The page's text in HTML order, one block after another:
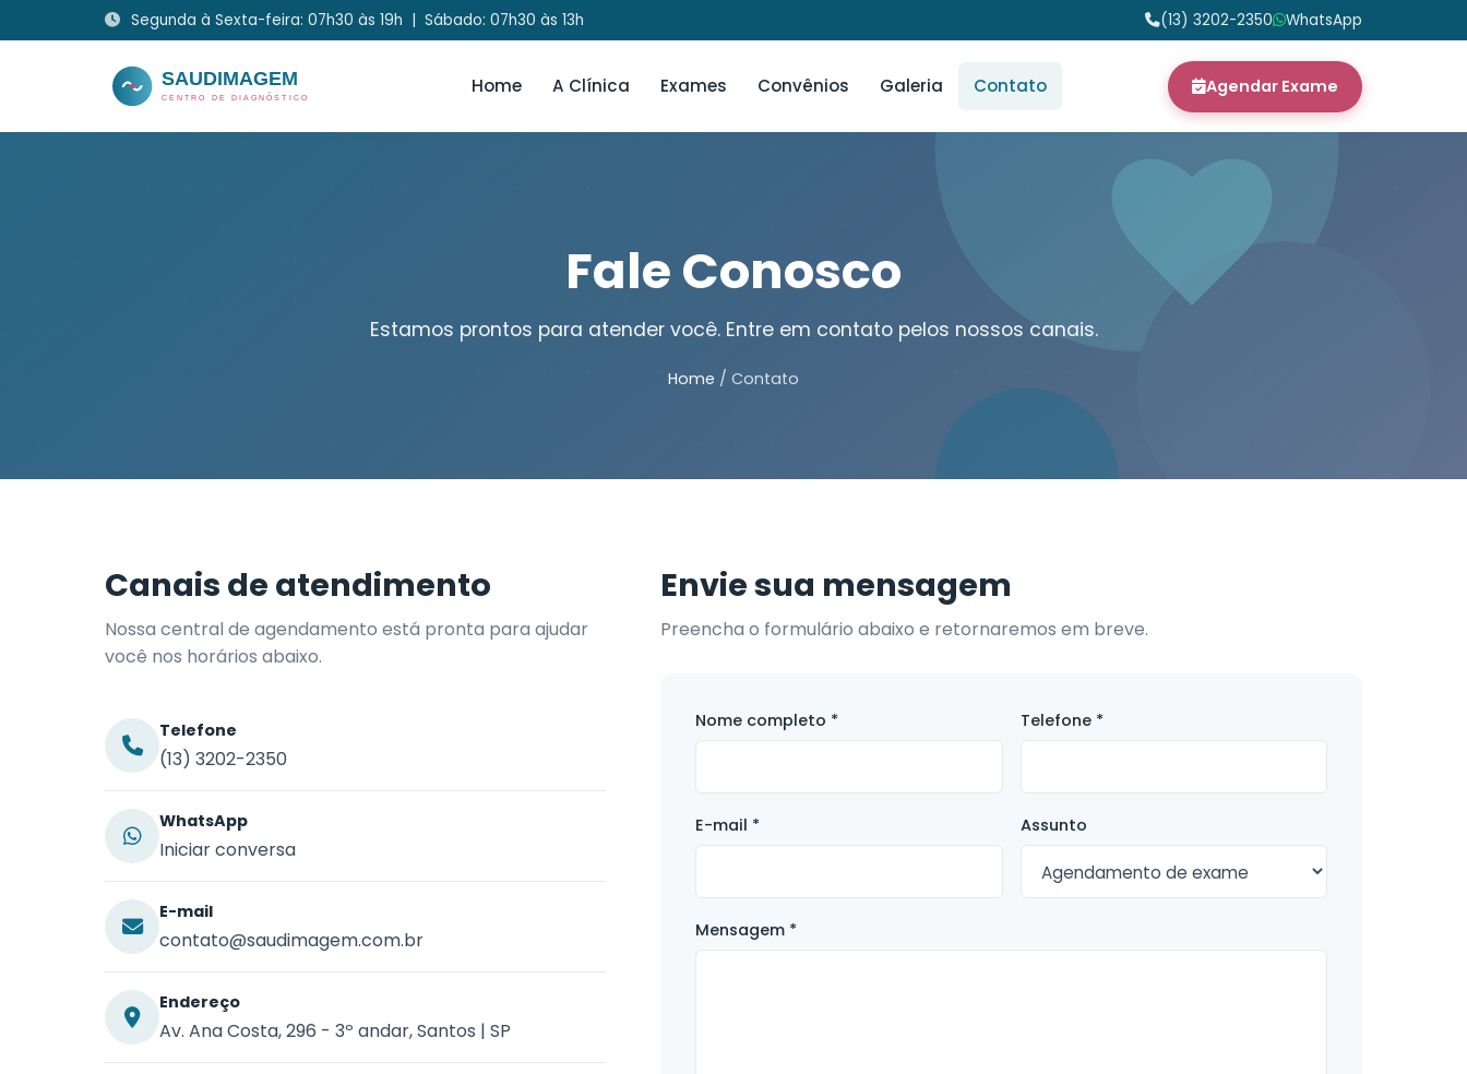
Segunda à Sexta-feira: 07h30 às 19h | Sábado: 07h30 às 13h (13) 3202-2350 WhatsApp
Home A Clínica Exames Convênios Galeria Contato Agendar Exame
Fale Conosco
Estamos prontos para atender você. Entre em contato pelos nossos canais.
Home / Contato
Canais de atendimento
Nossa central de agendamento está pronta para ajudar
você nos horários abaixo.
Telefone
(13) 3202-2350
WhatsApp
Iniciar conversa
E-mail
contato@saudimagem.com.br
Endereço
Av. Ana Costa, 296 - 3º andar, Santos | SP
Envie sua mensagem
Preencha o formulário abaixo e retornaremos em breve.
Nome completo * Telefone *
E-mail * Assunto
Mensagem *